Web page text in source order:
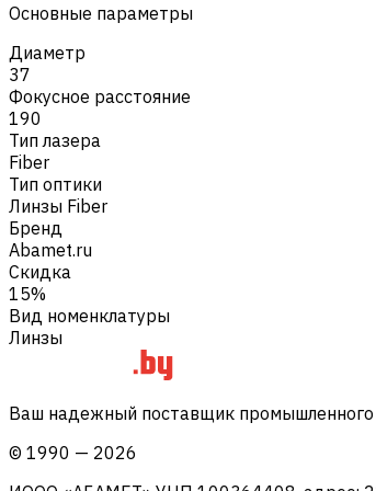
Основные параметры
Диаметр
37
Фокусное расстояние
190
Тип лазера
Fiber
Тип оптики
Линзы Fiber
Бренд
Abamet.ru
Скидка
15%
Вид номенклатуры
Линзы
Ваш надежный поставщик промышленного
© 1990 — 2026